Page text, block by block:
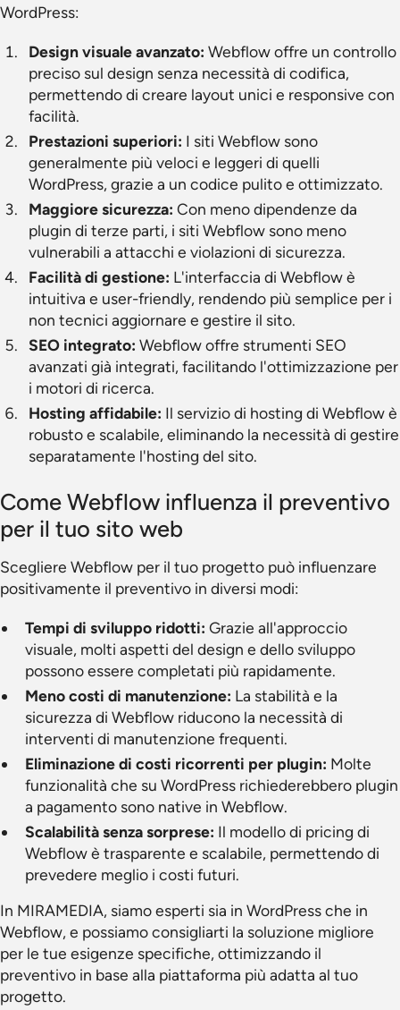
WordPress:
Design visuale avanzato: Webflow offre un controllo
preciso sul design senza necessità di codifica,
permettendo di creare layout unici e responsive con
facilità.
Prestazioni superiori: I siti Webflow sono
generalmente più veloci e leggeri di quelli
WordPress, grazie a un codice pulito e ottimizzato.
Maggiore sicurezza: Con meno dipendenze da
plugin di terze parti, i siti Webflow sono meno
vulnerabili a attacchi e violazioni di sicurezza.
Facilità di gestione: L'interfaccia di Webflow è
intuitiva e user-friendly, rendendo più semplice per i
non tecnici aggiornare e gestire il sito.
SEO integrato: Webflow offre strumenti SEO
avanzati già integrati, facilitando l'ottimizzazione per
i motori di ricerca.
Hosting affidabile: Il servizio di hosting di Webflow è
robusto e scalabile, eliminando la necessità di gestire
separatamente l'hosting del sito.
Come Webflow influenza il preventivo
per il tuo sito web
Scegliere Webflow per il tuo progetto può influenzare
positivamente il preventivo in diversi modi:
Tempi di sviluppo ridotti: Grazie all'approccio
visuale, molti aspetti del design e dello sviluppo
possono essere completati più rapidamente.
Meno costi di manutenzione: La stabilità e la
sicurezza di Webflow riducono la necessità di
interventi di manutenzione frequenti.
Eliminazione di costi ricorrenti per plugin: Molte
funzionalità che su WordPress richiederebbero plugin
a pagamento sono native in Webflow.
Scalabilità senza sorprese: Il modello di pricing di
Webflow è trasparente e scalabile, permettendo di
prevedere meglio i costi futuri.
In MIRAMEDIA, siamo esperti sia in WordPress che in
Webflow, e possiamo consigliarti la soluzione migliore
per le tue esigenze specifiche, ottimizzando il
preventivo in base alla piattaforma più adatta al tuo
progetto.